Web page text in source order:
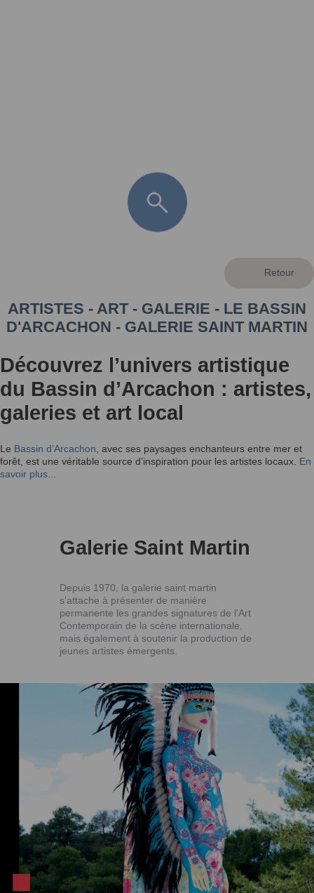
ARTISTES - ART - GALERIE - LE BASSIN
D'ARCACHON - GALERIE SAINT MARTIN
Découvrez l’univers artistique
du Bassin d’Arcachon : artistes,
galeries et art local
Le Bassin d’Arcachon , avec ses paysages enchanteurs entre mer et
forêt, est une véritable source d’inspiration pour les artistes locaux. En
savoir plus...
Galerie Saint Martin
Depuis 1970, la galerie saint martin
s'attache à présenter de manière
permanente les grandes signatures de l'Art
Contemporain de la scène internationale,
mais également à soutenir la production de
jeunes artistes émergents.